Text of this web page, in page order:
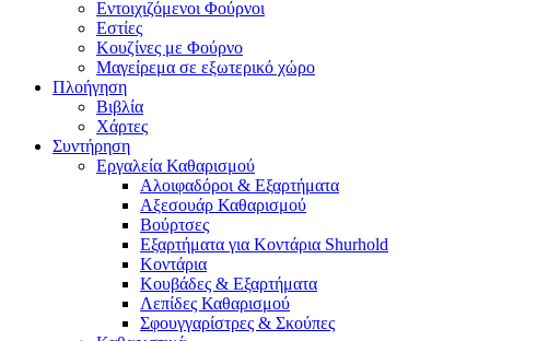
Εντοιχιζόμενοι Φούρνοι
Εστίες
Κουζίνες με Φούρνο
Μαγείρεμα σε εξωτερικό χώρο
Πλοήγηση
Βιβλία
Χάρτες
Συντήρηση
Εργαλεία Καθαρισμού
Αλοιφαδόροι & Εξαρτήματα
Αξεσουάρ Καθαρισμού
Βούρτσες
Εξαρτήματα για Κοντάρια Shurhold
Κοντάρια
Κουβάδες & Εξαρτήματα
Λεπίδες Καθαρισμού
Σφουγγαρίστρες & Σκούπες